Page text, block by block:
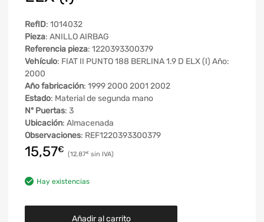
RefID: 1014032
Pieza: ANILLO AIRBAG
Referencia pieza: 1220393300379
Vehículo: FIAT II PUNTO 188 BERLINA 1.9 D ELX (I) Año:
2000
Año fabricación: 1999 2000 2001 2002
Estado: Material de segunda mano
Nº Puertas: 3
Ubicación: Almacenada
Observaciones: REF1220393300379
15,57€ 12,87€
Hay existencias
Añadir al carrito